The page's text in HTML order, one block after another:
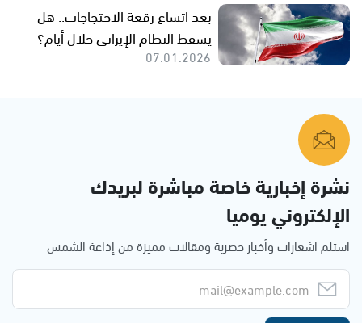
بعد اتساع رقعة الاحتجاجات.. هل
يسقط النظام الإيراني خلال أيام؟
07.01.2026
نشرة إخبارية خاصة مباشرة لبريدك
الإلكتروني يوميا
استلم اشعارات وأخبار حصرية ومقالات مميزة من إذاعة الشمس